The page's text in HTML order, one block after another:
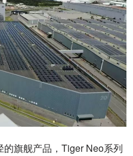
旗舰产品，Tiger Neo系列